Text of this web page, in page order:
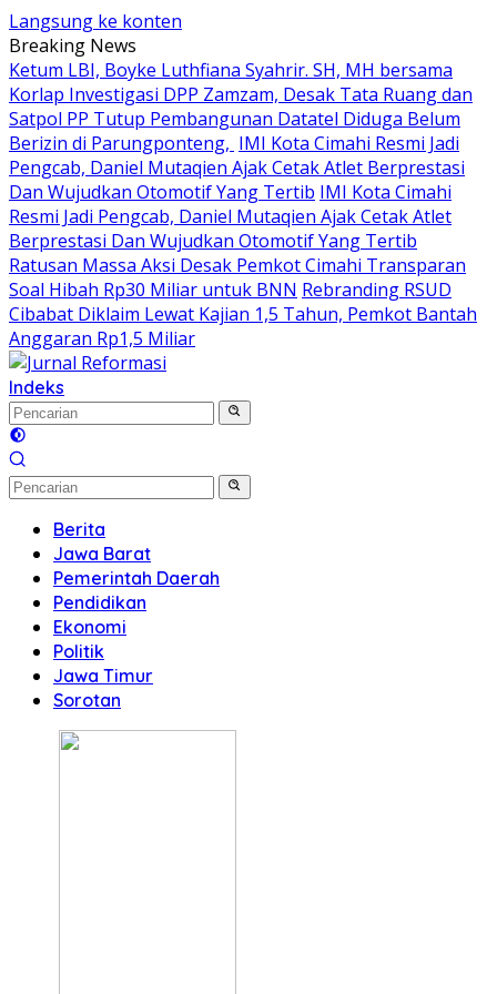
Langsung ke konten
Breaking News
Ketum LBI, Boyke Luthfiana Syahrir. SH, MH bersama
Korlap Investigasi DPP Zamzam, Desak Tata Ruang dan
Satpol PP Tutup Pembangunan Datatel Diduga Belum
Berizin di Parungponteng, IMI Kota Cimahi Resmi Jadi
Pengcab, Daniel Mutaqien Ajak Cetak Atlet Berprestasi
Dan Wujudkan Otomotif Yang Tertib IMI Kota Cimahi
Resmi Jadi Pengcab, Daniel Mutaqien Ajak Cetak Atlet
Berprestasi Dan Wujudkan Otomotif Yang Tertib
Ratusan Massa Aksi Desak Pemkot Cimahi Transparan
Soal Hibah Rp30 Miliar untuk BNN Rebranding RSUD
Cibabat Diklaim Lewat Kajian 1,5 Tahun, Pemkot Bantah
Anggaran Rp1,5 Miliar
Indeks
Berita
Jawa Barat
Pemerintah Daerah
Pendidikan
Ekonomi
Politik
Jawa Timur
Sorotan